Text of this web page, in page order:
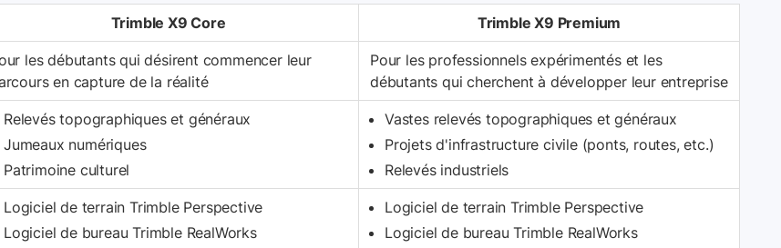
Trimble X9 Core Trimble X9 Premium
les débutants qui désirent commencer leur
en capture de la réalité
Pour les professionnels expérimentés et les
débutants qui cherchent à développer leur entreprise
Relevés topographiques et généraux
Jumeaux numériques
Patrimoine culturel
Vastes relevés topographiques et généraux
Projets d'infrastructure civile (ponts, routes, etc.)
Relevés industriels
Logiciel de terrain Trimble Perspective
Logiciel de bureau Trimble RealWorks
Logiciel de terrain Trimble Perspective
Logiciel de bureau Trimble RealWorks